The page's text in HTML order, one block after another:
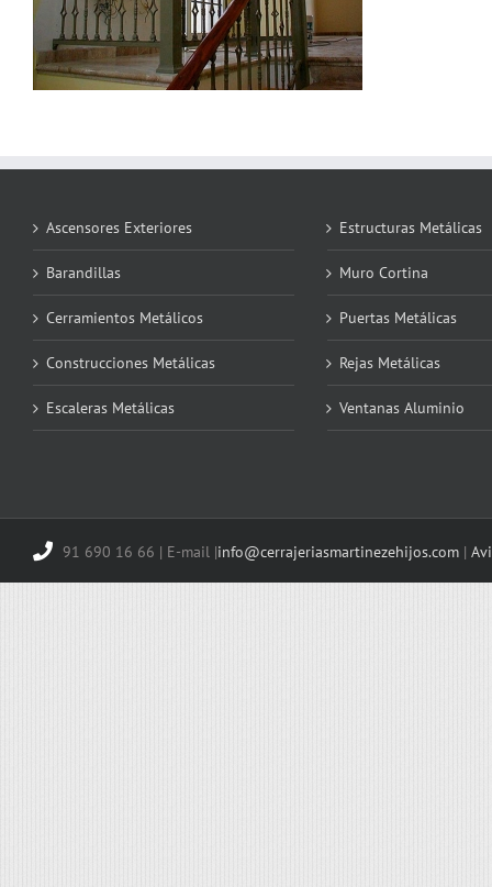
Ascensores Exteriores
Barandillas
Cerramientos Metálicos
Construcciones Metálicas
Escaleras Metálicas
Estructuras Metálicas
Muro Cortina
Puertas Metálicas
Rejas Metálicas
Ventanas Aluminio
91 690 16 66 | E-mail |info@cerrajeriasmartinezehijos.com |